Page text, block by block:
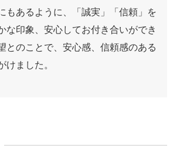
もあるように、「誠実」「信頼」を
な印象、安心してお付き合いができ
とのことで、安心感、信頼感のある
けました。